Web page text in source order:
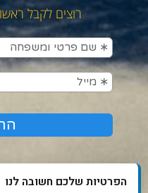
רוצים לקבל
הפרטיות שלכם חשובה לנו